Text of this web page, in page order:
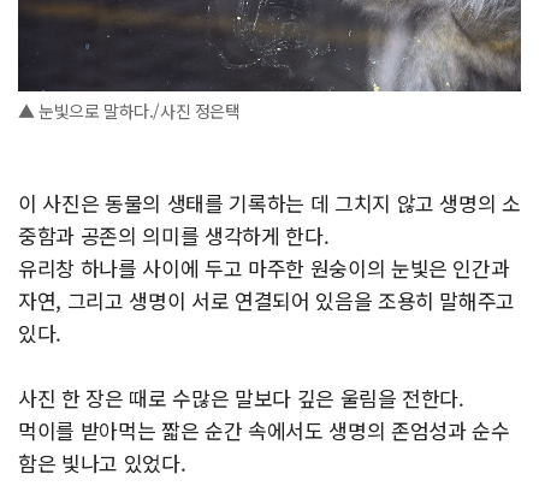
▲ 눈빛으로 말하다./사진 정은택
이 사진은 동물의 생태를 기록하는 데 그치지 않고 생명의 소
중함과 공존의 의미를 생각하게 한다.
유리창 하나를 사이에 두고 마주한 원숭이의 눈빛은 인간과
자연, 그리고 생명이 서로 연결되어 있음을 조용히 말해주고
있다.
사진 한 장은 때로 수많은 말보다 깊은 울림을 전한다.
먹이를 받아먹는 짧은 순간 속에서도 생명의 존엄성과 순수
함은 빛나고 있었다.